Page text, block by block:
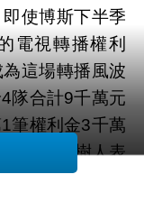
使博斯下半季
電視轉播權利
這場轉播風波
隊合計9千萬元
筆權利金3千萬
付。葛樹人表
於道義，一定